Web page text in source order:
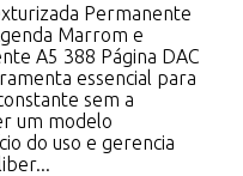
Permanente
Marrom e
A5 388 Página DAC
essencial para
sem a
um modelo
do uso e gerencia